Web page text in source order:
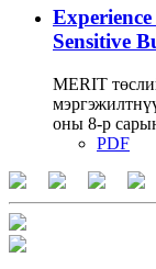
Sensitive
MERIT
оны 8-р
PDF